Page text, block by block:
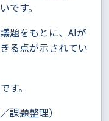
です。
題をもとに、AIが
る点が示されてい
す。
課題整理）